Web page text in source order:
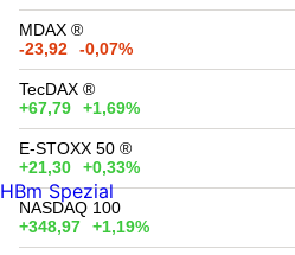
MDAX ®
-23,92
-0,07%
TecDAX ®
+67,79
+1,69%
E-STOXX 50 ®
+21,30
+0,33%
NASDAQ 100
+348,97
+1,19%
HBm Spezial